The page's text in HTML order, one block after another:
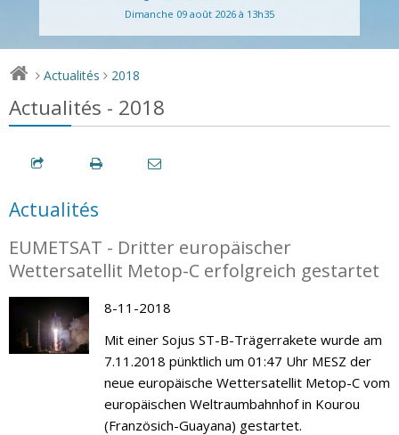
Dimanche 09 août 2026 à 13h35
> Actualités > 2018
Actualités - 2018
Actualités
EUMETSAT - Dritter europäischer
Wettersatellit Metop-C erfolgreich gestartet
8-11-2018
Mit einer Sojus ST-B-Trägerrakete wurde am
7.11.2018 pünktlich um 01:47 Uhr MESZ der
neue europäische Wettersatellit Metop-C vom
europäischen Weltraumbahnhof in Kourou
(Französich-Guayana) gestartet.